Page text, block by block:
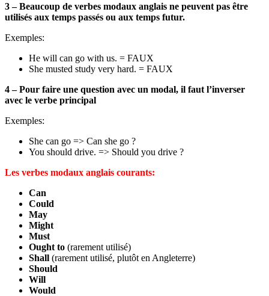
3 – Beaucoup de verbes modaux anglais ne peuvent pas être
utilisés aux temps passés ou aux temps futur.
Exemples:
He will can go with us. = FAUX
She musted study very hard. = FAUX
4 – Pour faire une question avec un modal, il faut l’inverser
avec le verbe principal
Exemples:
She can go => Can she go ?
You should drive. => Should you drive ?
Les verbes modaux anglais courants:
Can
Could
May
Might
Must
Ought to (rarement utilisé)
Shall (rarement utilisé, plutôt en Angleterre)
Should
Will
Would